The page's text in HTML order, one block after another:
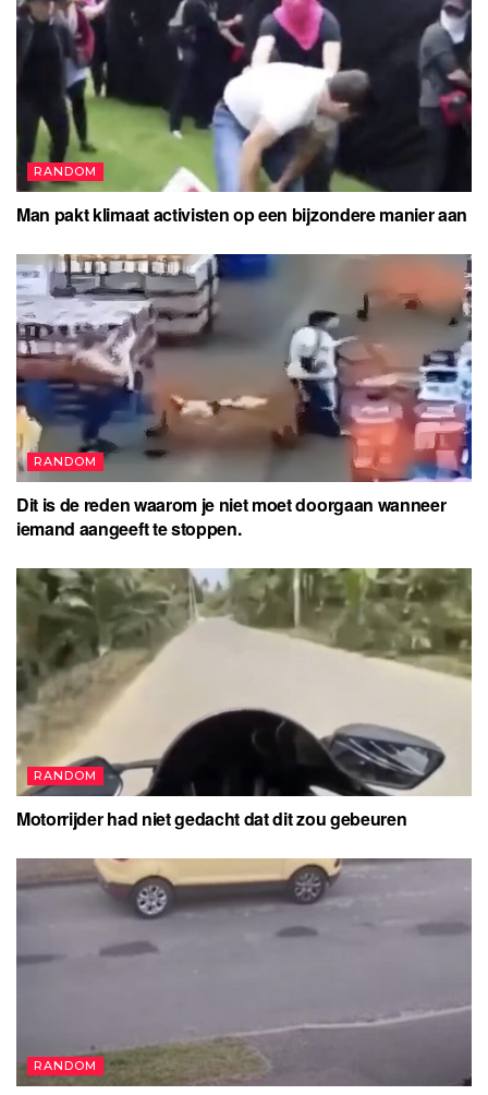
RANDOM
Man pakt klimaat activisten op een bijzondere manier aan
RANDOM
Dit is de reden waarom je niet moet doorgaan wanneer
iemand aangeeft te stoppen.
RANDOM
Motorrijder had niet gedacht dat dit zou gebeuren
RANDOM